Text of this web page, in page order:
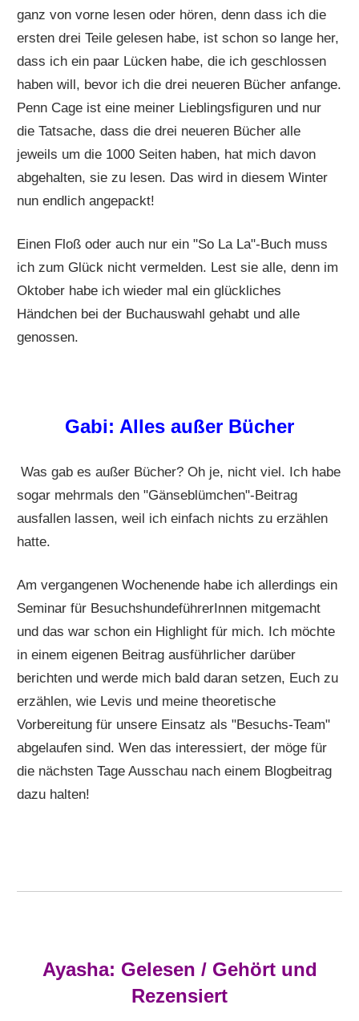
ganz von vorne lesen oder hören, denn dass ich die
ersten drei Teile gelesen habe, ist schon so lange her,
dass ich ein paar Lücken habe, die ich geschlossen
haben will, bevor ich die drei neueren Bücher anfange.
Penn Cage ist eine meiner Lieblingsfiguren und nur
die Tatsache, dass die drei neueren Bücher alle
jeweils um die 1000 Seiten haben, hat mich davon
abgehalten, sie zu lesen. Das wird in diesem Winter
nun endlich angepackt!
Einen Floß oder auch nur ein "So La La"-Buch muss
ich zum Glück nicht vermelden. Lest sie alle, denn im
Oktober habe ich wieder mal ein glückliches
Händchen bei der Buchauswahl gehabt und alle
genossen.
Gabi: Alles außer Bücher
Was gab es außer Bücher? Oh je, nicht viel. Ich habe
sogar mehrmals den "Gänseblümchen"-Beitrag
ausfallen lassen, weil ich einfach nichts zu erzählen
hatte.
Am vergangenen Wochenende habe ich allerdings ein
Seminar für BesuchshundeführerInnen mitgemacht
und das war schon ein Highlight für mich. Ich möchte
in einem eigenen Beitrag ausführlicher darüber
berichten und werde mich bald daran setzen, Euch zu
erzählen, wie Levis und meine theoretische
Vorbereitung für unsere Einsatz als "Besuchs-Team"
abgelaufen sind. Wen das interessiert, der möge für
die nächsten Tage Ausschau nach einem Blogbeitrag
dazu halten!
Ayasha: Gelesen / Gehört und
Rezensiert